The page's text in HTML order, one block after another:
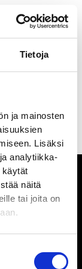
Tietoja
ja mainosten
Lisäksi
analytiikka-
käytät
näitä
tai joita on